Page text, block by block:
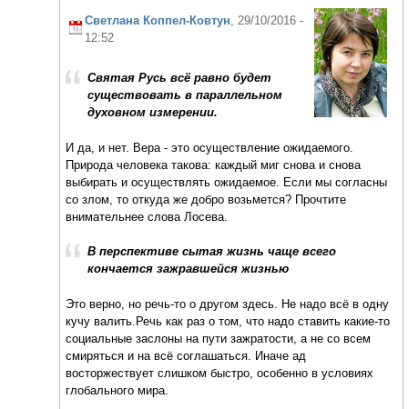
Светлана Коппел-Ковтун , 29/10/2016 -
12:52
Святая Русь всё равно будет
существовать в параллельном
духовном измерении.
И да, и нет. Вера - это осуществление ожидаемого.
Природа человека такова: каждый миг снова и снова
выбирать и осуществлять ожидаемое. Если мы согласны
со злом, то откуда же добро возьмется? Прочтите
внимательнее слова Лосева.
В перспективе сытая жизнь чаще всего
кончается зажравшейся жизнью
Это верно, но речь-то о другом здесь. Не надо всё в одну
кучу валить.Речь как раз о том, что надо ставить какие-то
социальные заслоны на пути зажратости, а не со всем
смиряться и на всё соглашаться. Иначе ад
восторжествует слишком быстро, особенно в условиях
глобального мира.